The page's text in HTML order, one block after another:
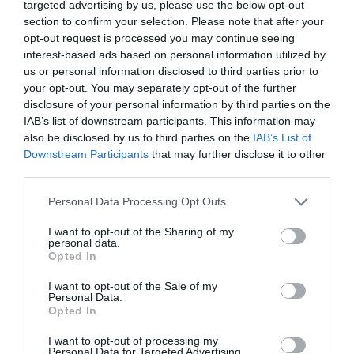
targeted advertising by us, please use the below opt-out
section to confirm your selection. Please note that after your
opt-out request is processed you may continue seeing
interest-based ads based on personal information utilized by
us or personal information disclosed to third parties prior to
your opt-out. You may separately opt-out of the further
disclosure of your personal information by third parties on the
IAB’s list of downstream participants. This information may
also be disclosed by us to third parties on the IAB’s List of
Downstream Participants that may further disclose it to other
Personal Data Processing Opt Outs
I want to opt-out of the Sharing of my
personal data.
Opted In
I want to opt-out of the Sale of my
Personal Data.
Opted In
I want to opt-out of processing my
Personal Data for Targeted Advertising.